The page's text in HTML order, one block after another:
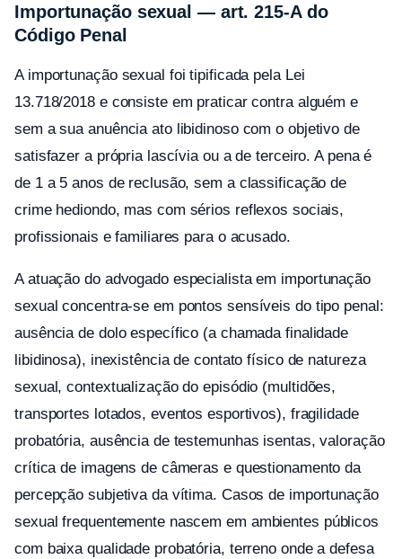
Importunação sexual — art. 215-A do
Código Penal
A importunação sexual foi tipificada pela Lei
13.718/2018 e consiste em praticar contra alguém e
sem a sua anuência ato libidinoso com o objetivo de
satisfazer a própria lascívia ou a de terceiro. A pena é
de 1 a 5 anos de reclusão, sem a classificação de
crime hediondo, mas com sérios reflexos sociais,
profissionais e familiares para o acusado.
A atuação do advogado especialista em importunação
sexual concentra-se em pontos sensíveis do tipo penal:
ausência de dolo específico (a chamada finalidade
libidinosa), inexistência de contato físico de natureza
sexual, contextualização do episódio (multidões,
transportes lotados, eventos esportivos), fragilidade
probatória, ausência de testemunhas isentas, valoração
crítica de imagens de câmeras e questionamento da
percepção subjetiva da vítima. Casos de importunação
sexual frequentemente nascem em ambientes públicos
com baixa qualidade probatória, terreno onde a defesa